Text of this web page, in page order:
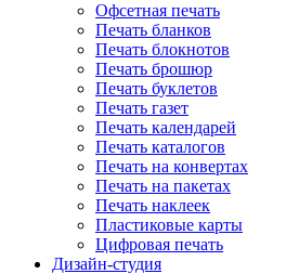
Офсетная печать
Печать бланков
Печать блокнотов
Печать брошюр
Печать буклетов
Печать газет
Печать календарей
Печать каталогов
Печать на конвертах
Печать на пакетах
Печать наклеек
Пластиковые карты
Цифровая печать
Дизайн-студия